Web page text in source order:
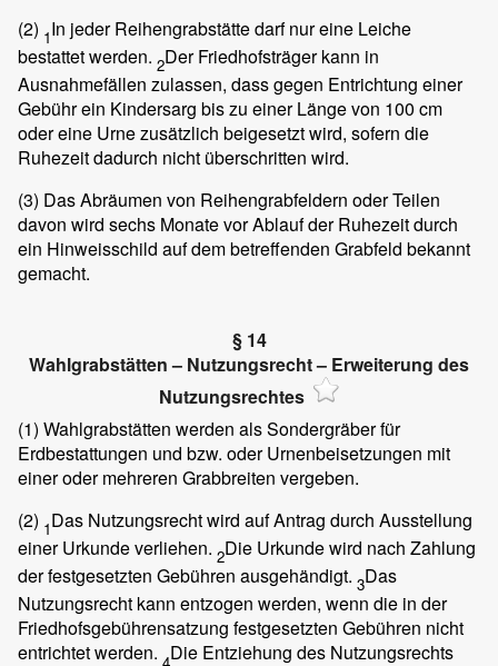
(2) 1In jeder Reihengrabstätte darf nur eine Leiche
bestattet werden. 2Der Friedhofsträger kann in
Ausnahmefällen zulassen, dass gegen Entrichtung einer
Gebühr ein Kindersarg bis zu einer Länge von 100 cm
oder eine Urne zusätzlich beigesetzt wird, sofern die
Ruhezeit dadurch nicht überschritten wird.
(3) Das Abräumen von Reihengrabfeldern oder Teilen
davon wird sechs Monate vor Ablauf der Ruhezeit durch
ein Hinweisschild auf dem betreffenden Grabfeld bekannt
gemacht.
§ 14
Wahlgrabstätten – Nutzungsrecht – Erweiterung des
Nutzungsrechtes
(1) Wahlgrabstätten werden als Sondergräber für
Erdbestattungen und bzw. oder Urnenbeisetzungen mit
einer oder mehreren Grabbreiten vergeben.
(2) 1Das Nutzungsrecht wird auf Antrag durch Ausstellung
einer Urkunde verliehen. 2Die Urkunde wird nach Zahlung
der festgesetzten Gebühren ausgehändigt. 3Das
Nutzungsrecht kann entzogen werden, wenn die in der
Friedhofsgebührensatzung festgesetzten Gebühren nicht
entrichtet werden. 4Die Entziehung des Nutzungsrechts